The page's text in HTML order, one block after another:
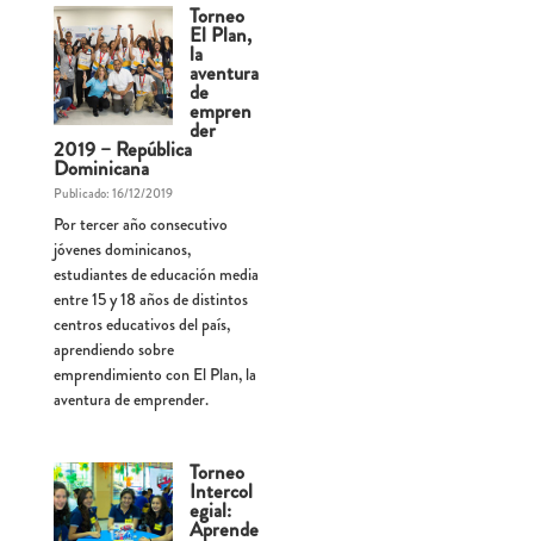
Torneo
El Plan,
la
aventura
de
empren
der
2019 – República
Dominicana
Publicado: 16/12/2019
Por tercer año consecutivo
jóvenes dominicanos,
estudiantes de educación media
entre 15 y 18 años de distintos
centros educativos del país,
aprendiendo sobre
emprendimiento con El Plan, la
aventura de emprender.
Torneo
Intercol
egial:
Aprende